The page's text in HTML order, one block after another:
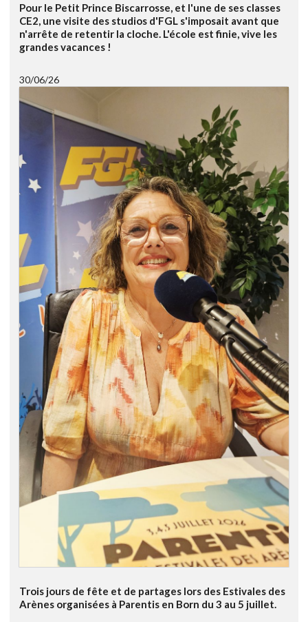
Pour le Petit Prince Biscarrosse, et l'une de ses classes
CE2, une visite des studios d'FGL s'imposait avant que
n'arrête de retentir la cloche. L'école est finie, vive les
grandes vacances !
30/06/26
Trois jours de fête et de partages lors des Estivales des
Arènes organisées à Parentis en Born du 3 au 5 juillet.